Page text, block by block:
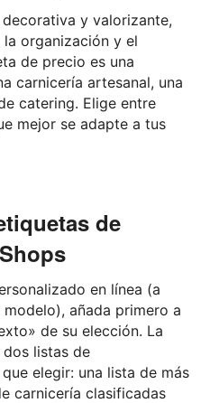
y valorizante,
organización y el
de precio es una
carnicería artesanal, una
catering. Elige entre
mejor se adapte a tus
de
en línea (a
añada primero a
de su elección. La
listas de
elegir: una lista de más
carnicería clasificadas